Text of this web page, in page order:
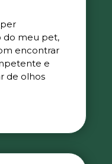
do meu pet,
encontrar
e
de olhos